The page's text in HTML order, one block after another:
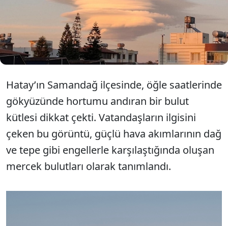
bir şölen yaşattı
Hatay’ın Samandağ ilçesinde, öğle saatlerinde
gökyüzünde hortumu andıran bir bulut
kütlesi dikkat çekti. Vatandaşların ilgisini
çeken bu görüntü, güçlü hava akımlarının dağ
ve tepe gibi engellerle karşılaştığında oluşan
mercek bulutları olarak tanımlandı.